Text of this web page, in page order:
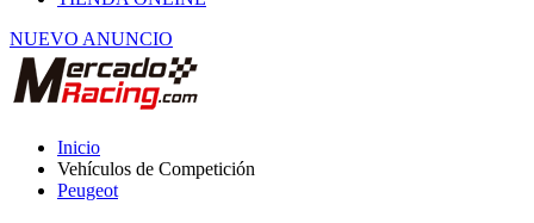
NUEVO ANUNCIO
Inicio
Vehículos de Competición
Peugeot